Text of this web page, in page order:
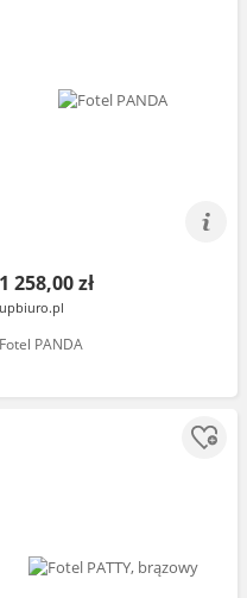
1 258,00 zł
upbiuro.pl
Fotel PANDA